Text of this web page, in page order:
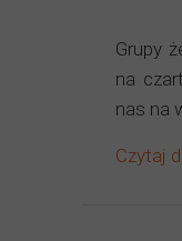
Grupy
na
nas na
Czytaj